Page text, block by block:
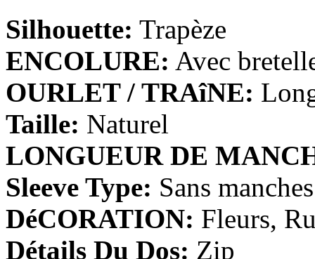
A-line Col U profond Longue...
€122.35
€91.99
€100.27
A-line Épaule asymétrique...
€100.27
A-line Col en V Longueur mo...
Silhouette: Trapèze
ENCOLURE: Avec
OURLET / TRAîNE:
Taille: Naturel
LONGUEUR DE
Sleeve Type: Sans manches
DéCORATION: Fleurs,
Détails Du Dos: Zip